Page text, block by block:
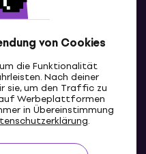
von Cookies
die Funktionalität
Nach deiner
sie, um den Traffic zu
Werbeplattformen
in Übereinstimmung
.
AT